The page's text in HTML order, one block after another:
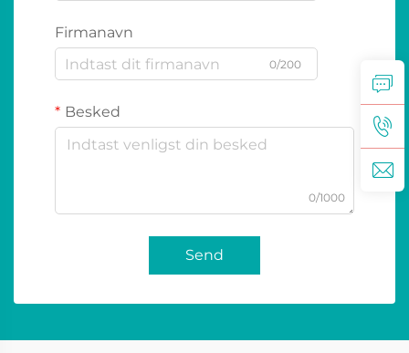
Firmanavn
0/200
Besked
0/1000
Send